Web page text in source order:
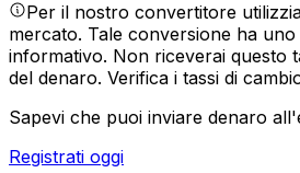
Per il nostro convertitore
mercato. Tale conversione ha
informativo. Non riceverai questo
del denaro. Verifica i tassi di
Sapevi che puoi inviare denaro
Registrati oggi